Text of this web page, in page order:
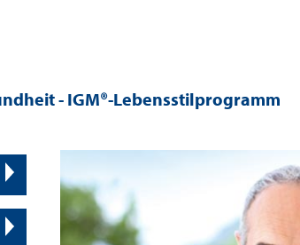
- IGM®-Lebensstilprogramm